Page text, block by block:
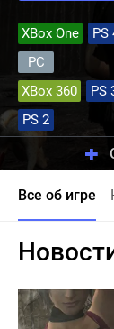
XBox One
PS
PC
XBox 360
PS
PS 2
Все об игре